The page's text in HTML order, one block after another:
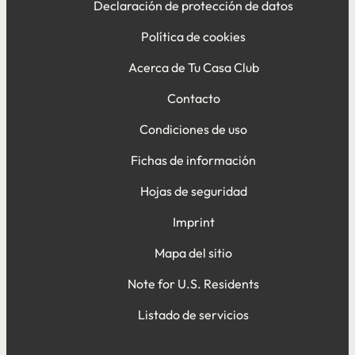
Declaración de protección de datos
Política de cookies
Acerca de Tu Casa Club
Contacto
Condiciones de uso
Fichas de información
Hojas de seguridad
Imprint
Mapa del sitio
Note for U.S. Residents
Listado de servicios